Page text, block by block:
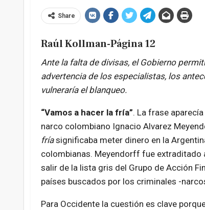
Share
Raúl Kollman-Página 12
Ante la falta de divisas, el Gobierno
advertencia de los especialistas, los
vulneraría el blanqueo.
“Vamos a hacer la fría”. La frase
narco colombiano Ignacio Alvarez
fríasignificaba meter dinero en la
colombianas. Meyendorff fue extraditado
salir de la lista gris del Grupo de Acción
países buscados por los criminales -
Para Occidente la cuestión es clave